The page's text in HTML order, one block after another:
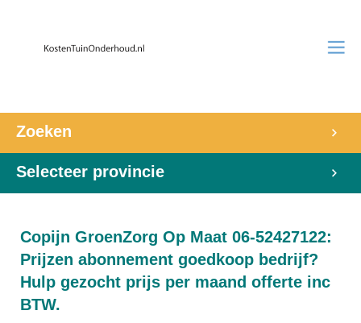
Zoeken
Selecteer provincie
Copijn GroenZorg Op Maat 06-52427122:
Prijzen abonnement goedkoop bedrijf?
Hulp gezocht prijs per maand offerte inc
BTW.